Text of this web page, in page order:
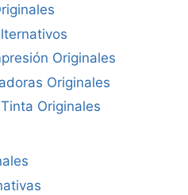
Originales
Originales
Originales